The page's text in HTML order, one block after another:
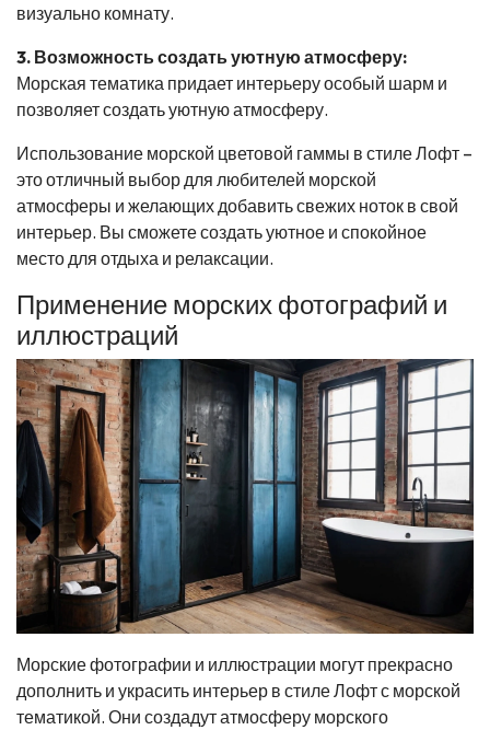
визуально комнату.
3. Возможность создать уютную атмосферу:
Морская тематика придает интерьеру особый шарм и
позволяет создать уютную атмосферу.
Использование морской цветовой гаммы в стиле Лофт –
это отличный выбор для любителей морской
атмосферы и желающих добавить свежих ноток в свой
интерьер. Вы сможете создать уютное и спокойное
место для отдыха и релаксации.
Применение морских фотографий и
иллюстраций
Морские фотографии и иллюстрации могут прекрасно
дополнить и украсить интерьер в стиле Лофт с морской
тематикой. Они создадут атмосферу морского